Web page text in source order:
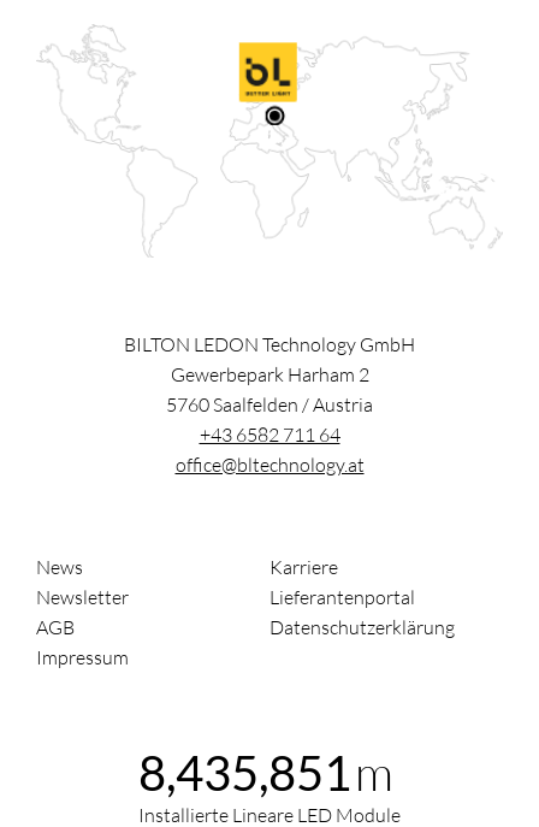
BILTON LEDON Technology GmbH
Gewerbepark Harham 2
5760Saalfelden /Austria
+43 6582 711 64
office@bltechnology.at
News
Karriere
Newsletter
Lieferantenportal
AGB
Datenschutzerklärung
Impressum
8,435,851m
Installierte Lineare LED Module